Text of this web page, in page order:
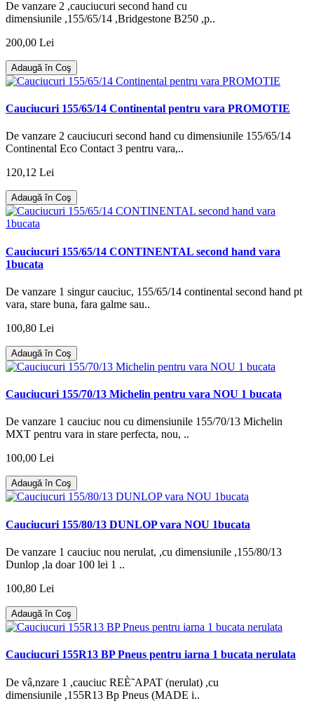
De vanzare 2 ,cauciucuri second hand cu
dimensiunile ,155/65/14 ,Bridgestone B250 ,p..
200,00 Lei
Adaugă în Coş
Cauciucuri 155/65/14 Continental pentru vara PROMOTIE
De vanzare 2 cauciucuri second hand cu dimensiunile 155/65/14
Continental Eco Contact 3 pentru vara,..
120,12 Lei
Adaugă în Coş
Cauciucuri 155/65/14 CONTINENTAL second hand vara
1bucata
De vanzare 1 singur cauciuc, 155/65/14 continental second hand pt
vara, stare buna, fara galme sau..
100,80 Lei
Adaugă în Coş
Cauciucuri 155/70/13 Michelin pentru vara NOU 1 bucata
De vanzare 1 cauciuc nou cu dimensiunile 155/70/13 Michelin
MXT pentru vara in stare perfecta, nou, ..
100,00 Lei
Adaugă în Coş
Cauciucuri 155/80/13 DUNLOP vara NOU 1bucata
De vanzare 1 cauciuc nou nerulat, ,cu dimensiunile ,155/80/13
Dunlop ,la doar 100 lei 1 ..
100,80 Lei
Adaugă în Coş
Cauciucuri 155R13 BP Pneus pentru iarna 1 bucata nerulata
De vâ,nzare 1 ,cauciuc REÈ˜APAT (nerulat) ,cu
dimensiunile ,155R13 Bp Pneus (MADE i..